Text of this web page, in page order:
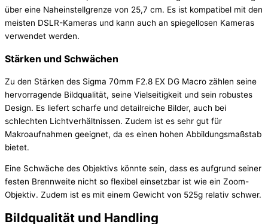
über eine Naheinstellgrenze von 25,7 cm. Es ist kompatibel mit den
meisten DSLR-Kameras und kann auch an spiegellosen Kameras
verwendet werden.
Stärken und Schwächen
Zu den Stärken des Sigma 70mm F2.8 EX DG Macro zählen seine
hervorragende Bildqualität, seine Vielseitigkeit und sein robustes
Design. Es liefert scharfe und detailreiche Bilder, auch bei
schlechten Lichtverhältnissen. Zudem ist es sehr gut für
Makroaufnahmen geeignet, da es einen hohen Abbildungsmaßstab
bietet.
Eine Schwäche des Objektivs könnte sein, dass es aufgrund seiner
festen Brennweite nicht so flexibel einsetzbar ist wie ein Zoom-
Objektiv. Zudem ist es mit einem Gewicht von 525g relativ schwer.
Bildqualität und Handling